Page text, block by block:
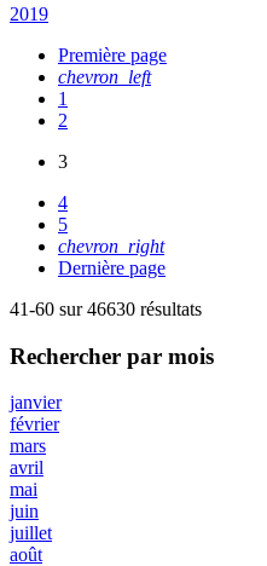
2019
Première page
chevron_left
1
2
3
4
5
chevron_right
Dernière page
41-60 sur 46630 résultats
Rechercher par mois
janvier
février
mars
avril
mai
juin
juillet
août